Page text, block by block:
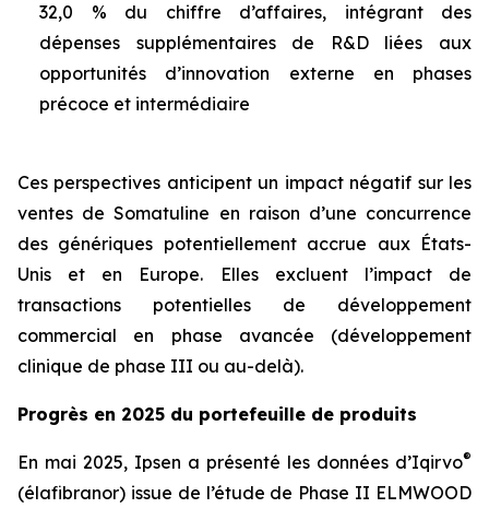
32,0 % du chiffre d’affaires, intégrant des
dépenses supplémentaires de R&D liées aux
opportunités d’innovation externe en phases
précoce et intermédiaire
Ces perspectives anticipent un impact négatif sur les
ventes de Somatuline en raison d’une concurrence
des génériques potentiellement accrue aux États-
Unis et en Europe. Elles excluent l’impact de
transactions potentielles de développement
commercial en phase avancée (développement
clinique de phase III ou au-delà).
Progrès en 2025 du portefeuille de produits
En mai 2025, Ipsen a présenté les données d’Iqirvo®
(élafibranor) issue de l’étude de Phase II ELMWOOD